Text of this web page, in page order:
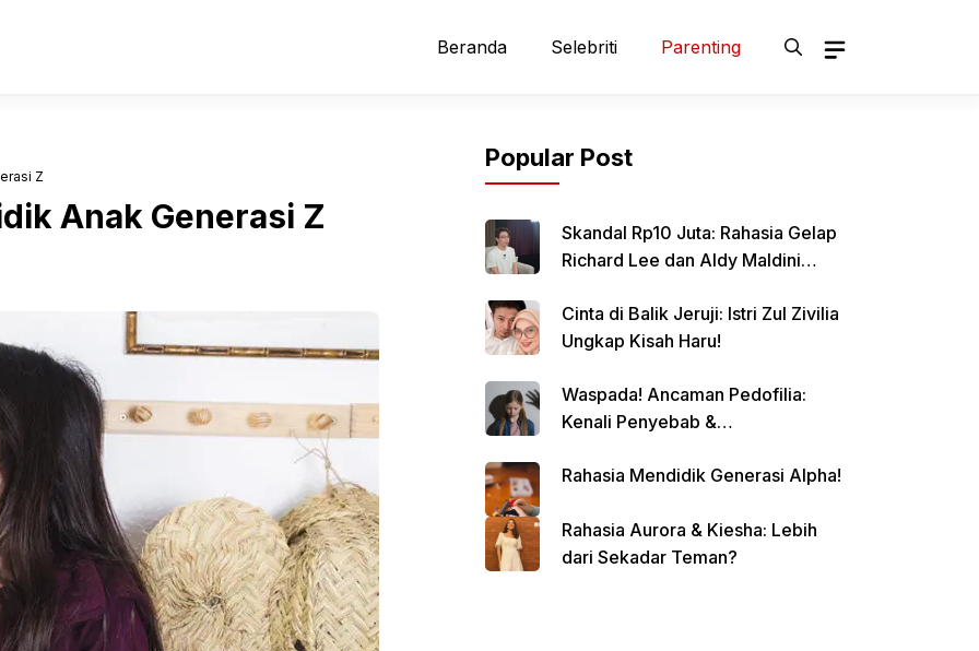
Beranda Selebriti Parenting
Z
Anak Generasi Z
Popular Post
Skandal Rp10 Juta: Rahasia Gelap
Richard Lee dan Aldy Maldini
Cinta di Balik Jeruji: Istri Zul Zivilia
Ungkap Kisah Haru!
Waspada! Ancaman Pedofilia:
Kenali Penyebab &
Rahasia Mendidik Generasi Alpha!
Rahasia Aurora & Kiesha: Lebih
dari Sekadar Teman?